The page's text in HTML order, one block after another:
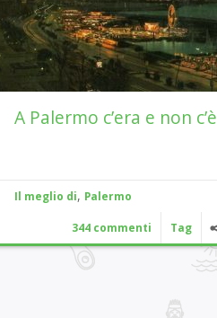
A Palermo c’era e non c’è
Il meglio di, Palermo
344 commenti Tag